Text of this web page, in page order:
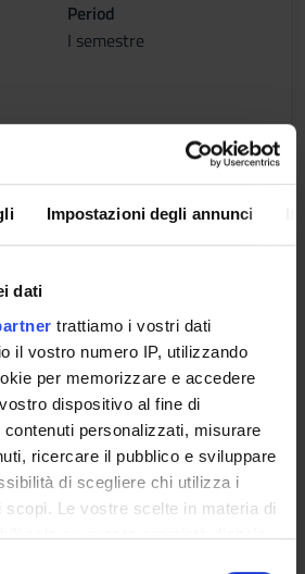
Impostazioni degli annunci
dati
trattiamo i vostri dati
il vostro numero IP, utilizzando
per memorizzare e accedere
dispositivo al fine di
contenuti personalizzati, misurare
ricercare il pubblico e sviluppare
di scegliere chi utilizza i
scopi. Le vostre scelte in materia di
solo su questa proprietà digitale
Period
I semestre
II semestre